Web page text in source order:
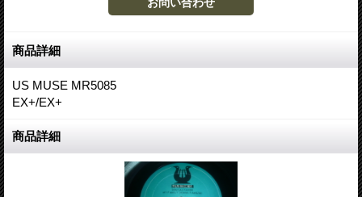
商品詳細
US MUSE MR5085
EX+/EX+
商品詳細